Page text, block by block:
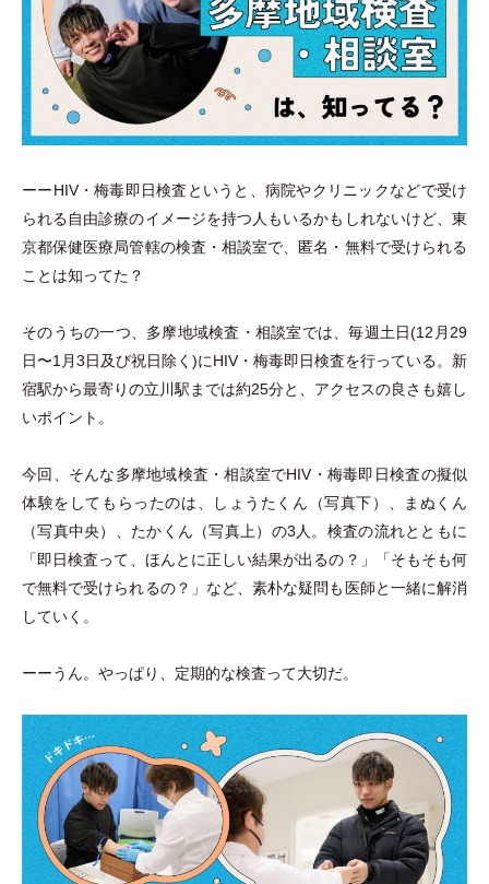
ーーHIV・梅毒即日検査というと、病院やクリニックなどで受け
られる自由診療のイメージを持つ人もいるかもしれないけど、東
京都保健医療局管轄の検査 ・ 相談室で、匿名 ・ 無料で受けられる
ことは知ってた？
そのうちの一つ、多摩地域検査 ・ 相談室では、毎週土日(12月29
日〜1月3日及び祝日除く)にHIV ・ 梅毒即日検査を行っている。新
宿駅から最寄りの立川駅までは約25分と、アクセスの良さも嬉し
いポイント。
今回、そんな多摩地域検査 ・相談室でHIV ・ 梅毒即日検査の擬似
体験をしてもらったのは、しょうたくん
（写真下）
、まぬくん
（写真中央） 、たかくん （写真上 ） の3人。検査の流れとともに
「 即日検査って、ほんとに正しい結果が出るの？ 」 「そもそも何
で無料で受けられるの？ 」 など、素朴な疑問も医師と一緒に解消
していく。
ーーうん。やっぱり、定期的な検査って大切だ。